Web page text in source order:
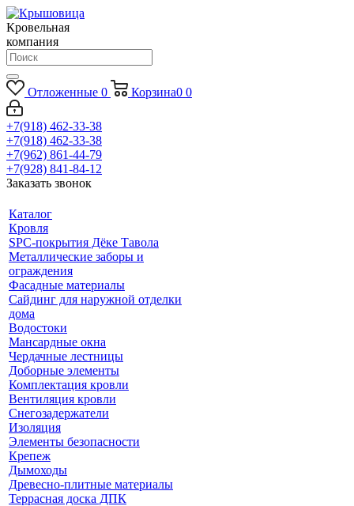
Кровельная
компания
Отложенные 0 Корзина0 0
+7(918) 462-33-38
+7(918) 462-33-38
+7(962) 861-44-79
+7(928) 841-84-12
Заказать звонок
Каталог
Кровля
SPC-покрытия Дёке Тавола
Металлические заборы и
ограждения
Фасадные материалы
Сайдинг для наружной отделки
дома
Водостоки
Мансардные окна
Чердачные лестницы
Доборные элементы
Комплектация кровли
Вентиляция кровли
Снегозадержатели
Изоляция
Элементы безопасности
Крепеж
Дымоходы
Древесно-плитные материалы
Террасная доска ДПК